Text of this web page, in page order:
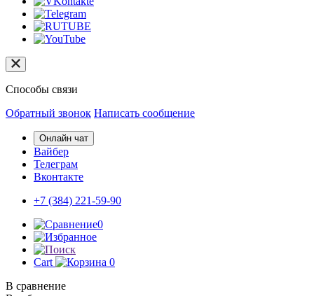
Способы связи
Обратный звонок Написать сообщение
Онлайн чат
Вайбер
Телеграм
Вконтакте
+7 (384) 221-59-90
0
Cart
0
В сравнение